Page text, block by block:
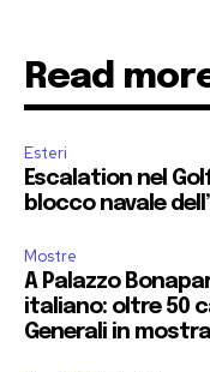
Read
Esteri
Escalation nel
blocco navale
Mostre
A Palazzo
italiano: oltre 50
Generali in